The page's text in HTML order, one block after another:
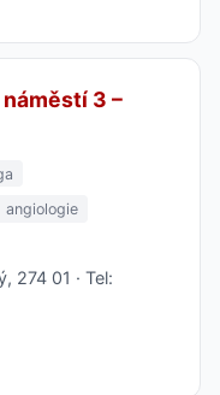
3 –
angiologie
274 01 · Tel: